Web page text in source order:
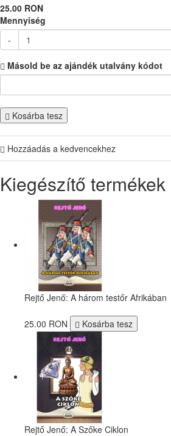
25.00 RON
Mennyiség
-
Másold be az ajándék utalvány kódot
Kosárba tesz
Hozzáadás a kedvencekhez
Kiegészítő termékek
Rejtő Jenő: A három testőr Afrikában
25.00 RON Kosárba tesz
Rejtő Jenő: A Szőke Ciklon